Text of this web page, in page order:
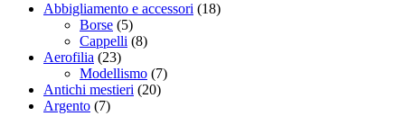
Abbigliamento e accessori (18)
Borse (5)
Cappelli (8)
Aerofilia (23)
Modellismo (7)
Antichi mestieri (20)
Argento (7)